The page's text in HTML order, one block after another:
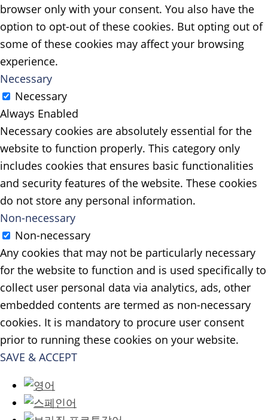
browser only with your consent. You also have the
option to opt-out of these cookies. But opting out of
some of these cookies may affect your browsing
experience.
Necessary
Necessary
Always Enabled
Necessary cookies are absolutely essential for the
website to function properly. This category only
includes cookies that ensures basic functionalities
and security features of the website. These cookies
do not store any personal information.
Non-necessary
Non-necessary
Any cookies that may not be particularly necessary
for the website to function and is used specifically to
collect user personal data via analytics, ads, other
embedded contents are termed as non-necessary
cookies. It is mandatory to procure user consent
prior to running these cookies on your website.
SAVE & ACCEPT